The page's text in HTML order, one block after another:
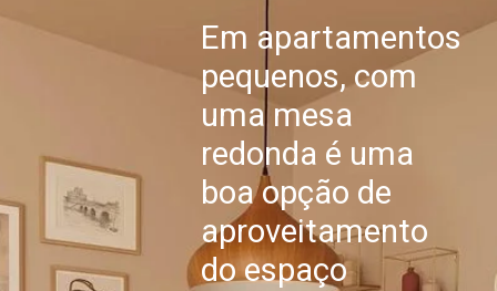
Em apartamentos
pequenos, com
uma mesa
redonda é uma
boa opção de
aproveitamento
do espaço